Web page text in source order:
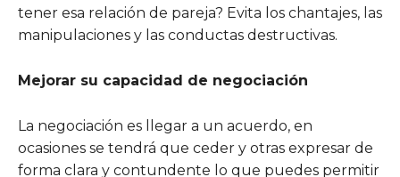
tener esa relación de pareja? Evita los chantajes, las
manipulaciones y las conductas destructivas.
Mejorar su capacidad de negociación
La negociación es llegar a un acuerdo, en
ocasiones se tendrá que ceder y otras expresar de
forma clara y contundente lo que puedes permitir